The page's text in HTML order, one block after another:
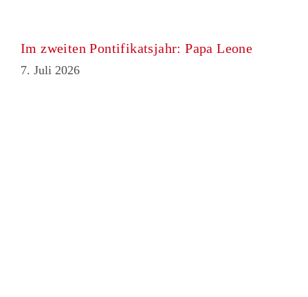
Im zweiten Pontifikatsjahr: Papa Leone
7. Juli 2026